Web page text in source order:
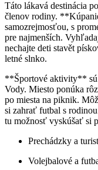
Táto lákavá destinácia
členov rodiny.
samozrejmosťou, s
pre najmenších.
nechajte deti stavět
letné slnko.
**Športové aktivity** sú
Vody. Miesto ponúka
po miesta na piknik.
si zahrať futbal s
tu možnosť vyskúšať si
Prechádzky a
Volejbalové a